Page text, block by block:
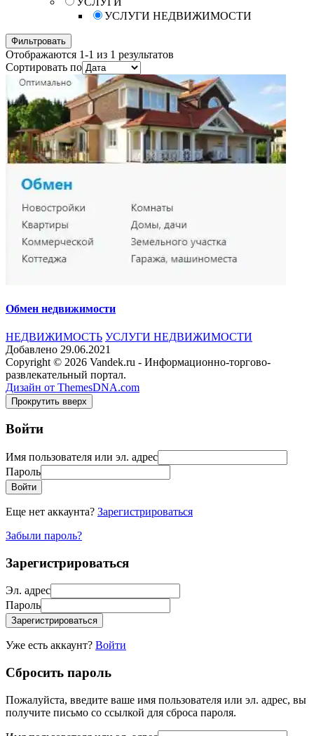
УСЛУГИ НЕДВИЖИМОСТИ
Фильтровать
Отображаются 1-1 из 1 результатов
Сортировать по
Обмен недвижимости
НЕДВИЖИМОСТЬ УСЛУГИ НЕДВИЖИМОСТИ
Добавлено 29.06.2021
Copyright © 2026 Vandek.ru - Информационно-торгово-
развлекательный портал.
Дизайн от ThemesDNA.com
Прокрутить вверх
Войти
Имя пользователя или эл. адрес
Пароль
Войти
Еще нет аккаунта? Зарегистрироваться
Забыли пароль?
Зарегистрироваться
Эл. адрес
Пароль
Зарегистрироваться
Уже есть аккаунт? Войти
Сбросить пароль
Пожалуйста, введите ваше имя пользователя или эл. адрес, вы
получите письмо со ссылкой для сброса пароля.